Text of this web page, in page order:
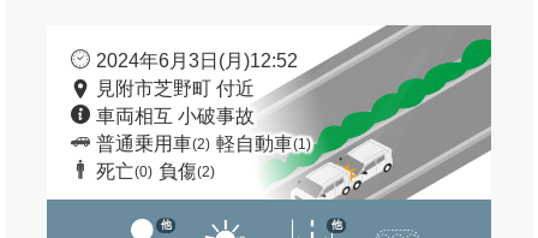
2024年6月3日(月)12:52
見附市芝野町 付近
車両相互 小破事故
普通乗用車(2) 軽自動車(1)
死亡(0) 負傷(2)
他 他